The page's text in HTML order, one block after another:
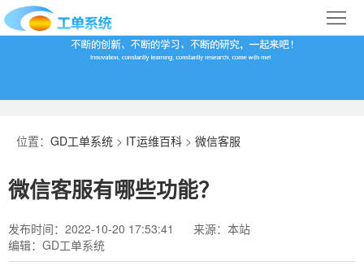
首
百
科
下
载
于
我
行
业
位置： GD工单系统 > IT运维百科 > 微信客服
微信客服有哪些功能？
发布时间：2022-10-20 17:53:41
来源：本站
编辑：GD工单系统